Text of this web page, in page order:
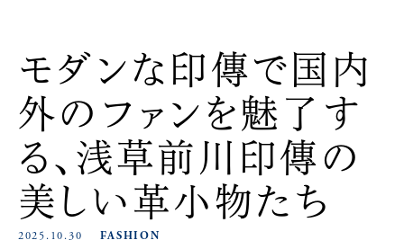
モダンな印傳で国内
外のファンを魅了す
る、浅草前川印傳の
美しい革小物たち
2025.10.30 FASHION